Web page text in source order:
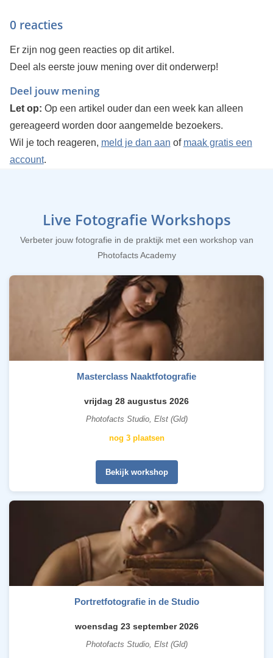
0 reacties
Er zijn nog geen reacties op dit artikel.
Deel als eerste jouw mening over dit onderwerp!
Deel jouw mening
Let op: Op een artikel ouder dan een week kan alleen
gereageerd worden door aangemelde bezoekers.
Wil je toch reageren, meld je dan aan of maak gratis een
account.
Live Fotografie Workshops
Verbeter jouw fotografie in de praktijk met een workshop van
Photofacts Academy
Masterclass Naaktfotografie
vrijdag 28 augustus 2026
Photofacts Studio, Elst (Gld)
nog 3 plaatsen
Bekijk workshop
Portretfotografie in de Studio
woensdag 23 september 2026
Photofacts Studio, Elst (Gld)